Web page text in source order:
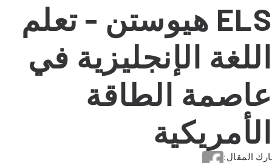
ELS هيوستن - تعلم
اللغة الإنجليزية في
عاصمة الطاقة
الأمريكية
المقال: